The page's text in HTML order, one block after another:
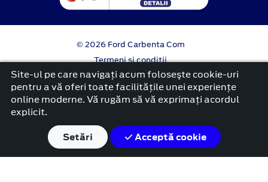
© 2026 Ford Carbenta Com
Termeni si conditii
Confidentialitate
Politica cookies
platformă dezvoltată de Workleto
Site-ul pe care navigați acum foloseşte cookie-uri
pentru a vă oferi toate facilitățile unei experiențe
online moderne. Vă rugăm să vă exprimați acordul
explicit.
Setări
Acceptă cookie